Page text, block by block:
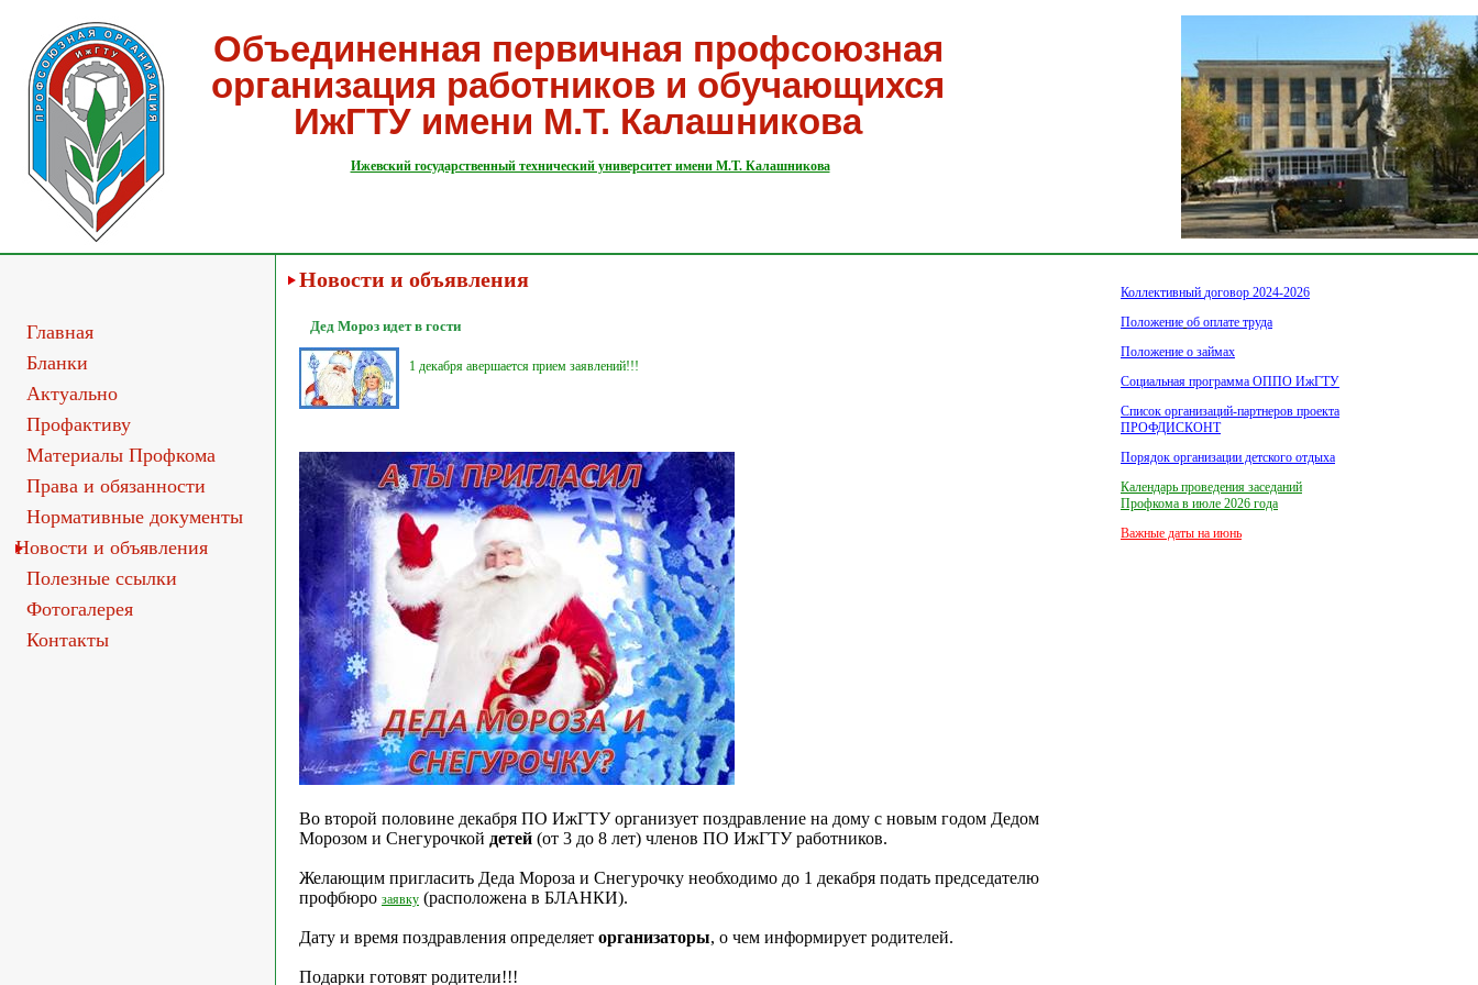
Объединенная первичная профсоюзная
организация работников и обучающихся
ИжГТУ имени М.Т. Калашникова
Ижевский государственный технический университет имени М.Т. Калашникова
Главная
Бланки
Актуально
Профактиву
Материалы Профкома
Права и обязанности
Нормативные документы
Новости и объявления
Полезные ссылки
Фотогалерея
Контакты
Новости и объявления
Дед Мороз идет в гости
1 декабря авершается прием заявлений!!!
Во второй половине декабря ПО ИжГТУ организует поздравление на дому с новым годом Дедом
Морозом и Снегурочкой детей (от 3 до 8 лет) членов ПО ИжГТУ работников.
Желающим пригласить Деда Мороза и Снегурочку необходимо до 1 декабря подать председателю
профбюро заявку (расположена в БЛАНКИ).
Дату и время поздравления определяет организаторы, о чем информирует родителей.
Подарки готовят родители!!!
Коллективный договор 2024-2026
Положение об оплате труда
Положение о займах
Социальная программа ОППО ИжГТУ
Список организаций-партнеров проекта
ПРОФДИСКОНТ
Порядок организации детского отдыха
Календарь проведения заседаний
Профкома в июле 2026 года
Важные даты на июнь